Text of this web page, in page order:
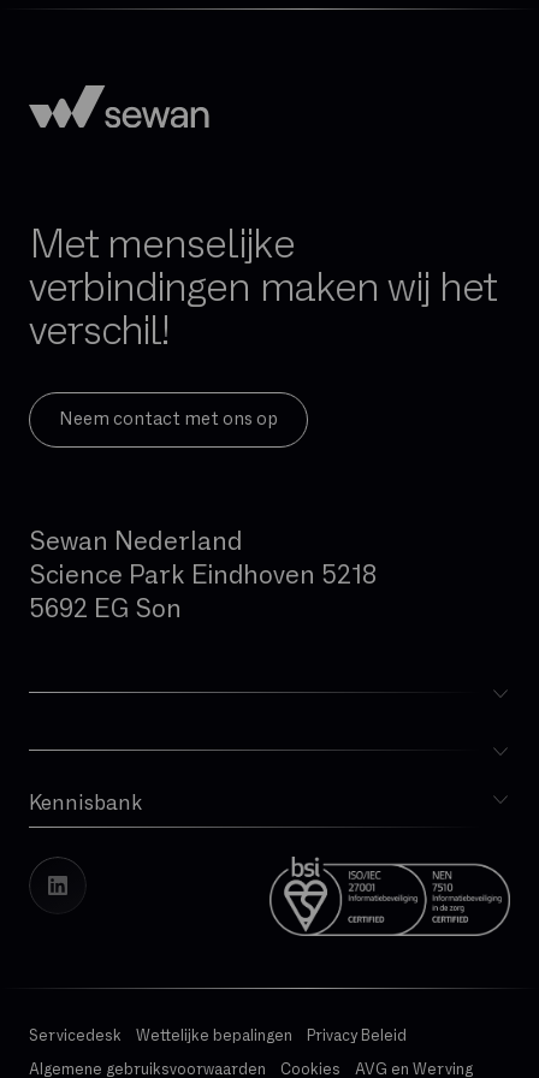
Met menselijke
verbindingen maken wij het
verschil!
Neem contact met ons op
Sewan Nederland
Science Park Eindhoven 5218
5692 EG Son
Kennisbank
Whitepapers
Cases
Servicedesk Wettelijke bepalingen
Privacy Beleid
Algemene gebruiksvoorwaarden
Cookies AVG en Werving